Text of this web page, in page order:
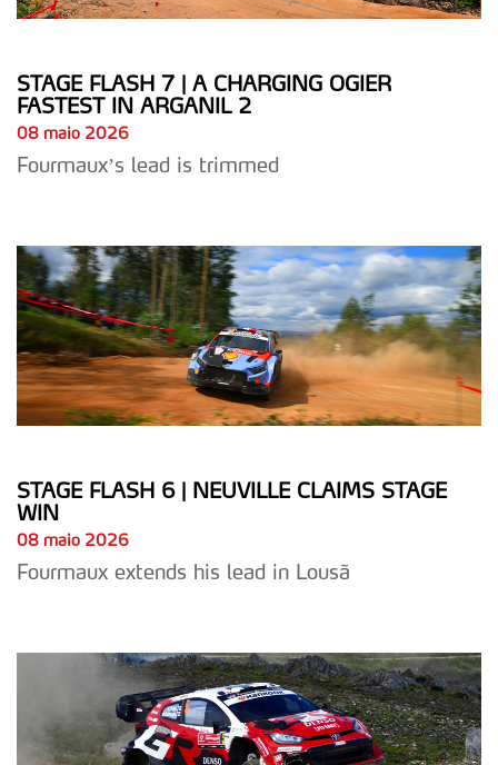
STAGE FLASH 7 | A CHARGING OGIER
FASTEST IN ARGANIL 2
08 maio 2026
Fourmaux’s lead is trimmed
STAGE FLASH 6 | NEUVILLE CLAIMS STAGE
WIN
08 maio 2026
Fourmaux extends his lead in Lousã